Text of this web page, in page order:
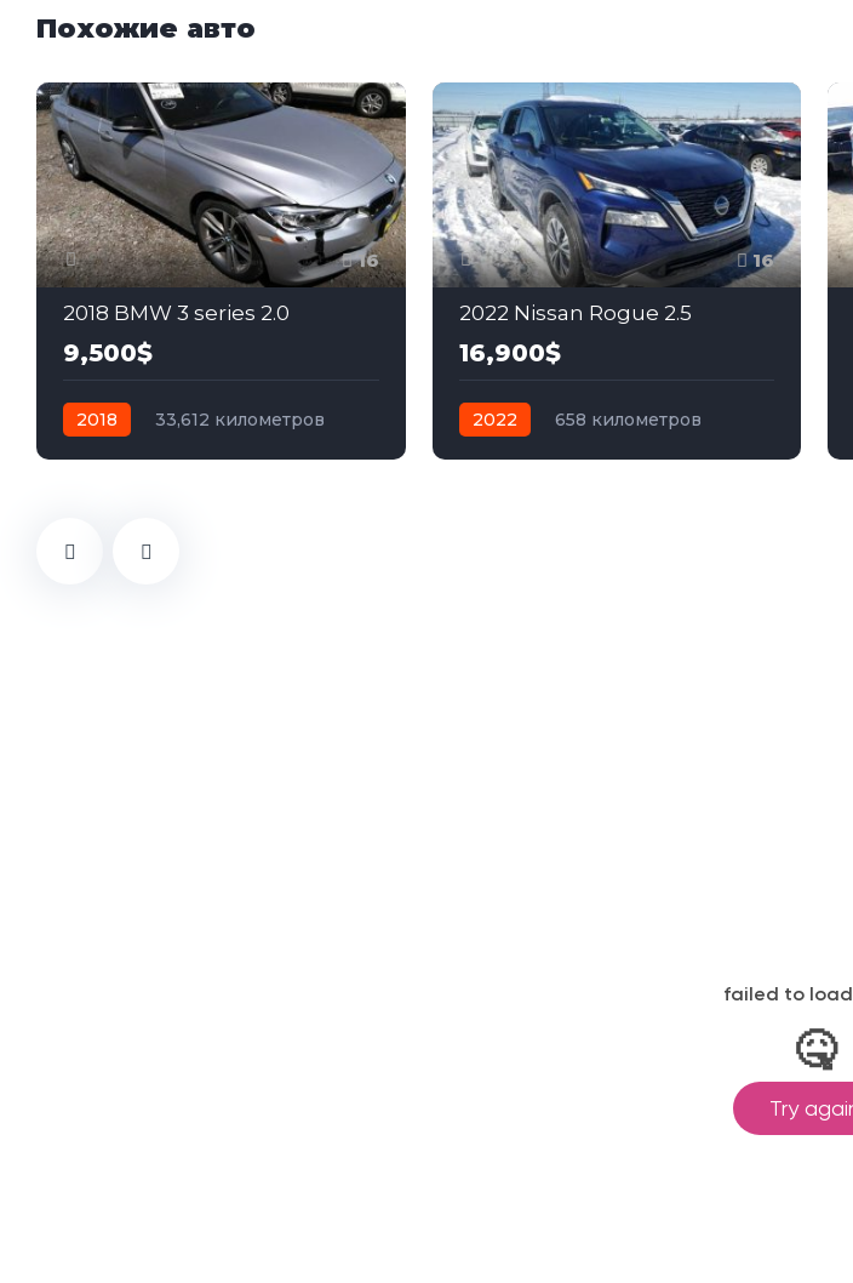
Похожие авто
16
2018 BMW 3 series 2.0
9,500$
2018
33,612 километров
16
2022 Nissan Rogue 2.5
16,900$
2022
658 километров